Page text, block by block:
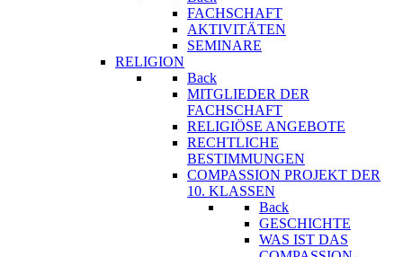
FACHSCHAFT
AKTIVITÄTEN
SEMINARE
RELIGION
Back
MITGLIEDER DER
FACHSCHAFT
RELIGIÖSE ANGEBOTE
RECHTLICHE
BESTIMMUNGEN
COMPASSION PROJEKT DER
10. KLASSEN
Back
GESCHICHTE
WAS IST DAS